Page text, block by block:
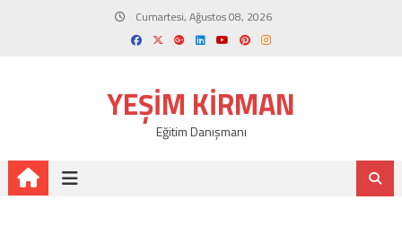
Cumartesi, Ağustos 08, 2026
YEŞIM KIRMAN
Eğitim Danışmanı